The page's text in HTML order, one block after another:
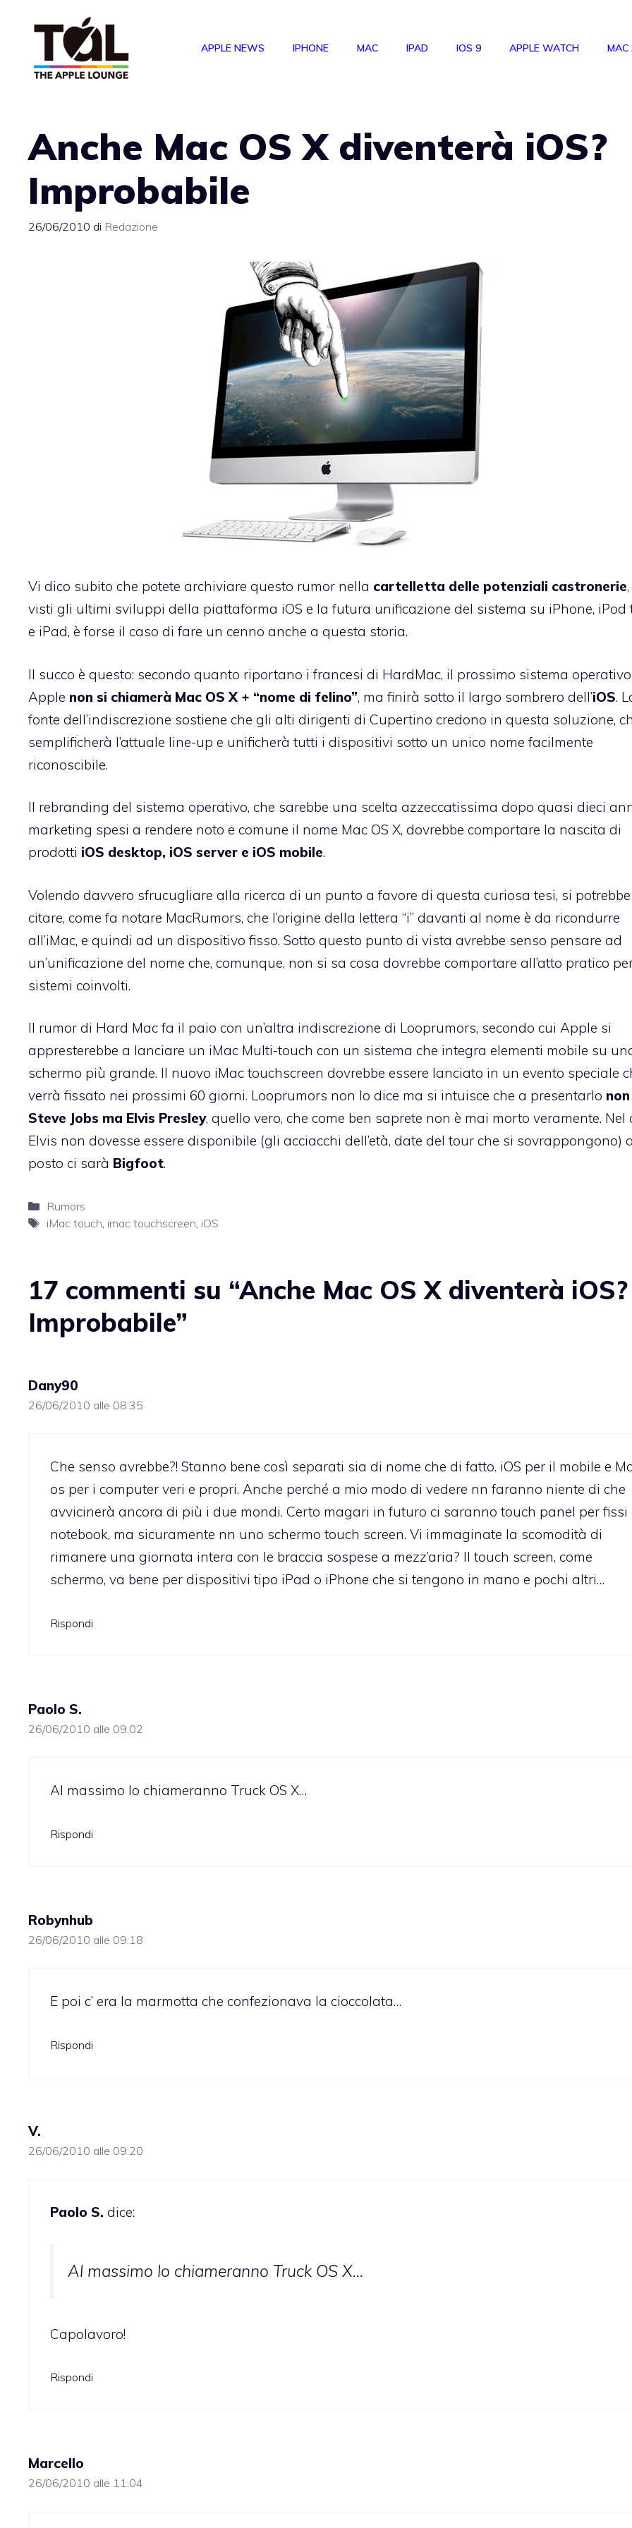
APPLE NEWS IPHONE MAC IPAD IOS 9 APPLE WATCH MAC
Anche Mac OS X diventerà iOS?
Improbabile
26/06/2010 di Redazione
Vi dico subito che potete archiviare questo rumor nella cartelletta delle potenziali castronerie
visti gli ultimi sviluppi della piattaforma iOS e la futura unificazione del sistema su iPhone, iPod
e iPad, è forse il caso di fare un cenno anche a questa storia.
Il succo è questo: secondo quanto riportano i francesi di HardMac, il prossimo sistema operativo
Apple non si chiamerà Mac OS X + “nome di felino”, ma finirà sotto il largo sombrero dell’iOS.
fonte dell’indiscrezione sostiene che gli alti dirigenti di Cupertino credono in questa soluzione,
semplificherà l’attuale line-up e unificherà tutti i dispositivi sotto un unico nome facilmente
riconoscibile.
Il rebranding del sistema operativo, che sarebbe una scelta azzeccatissima dopo quasi dieci
marketing spesi a rendere noto e comune il nome Mac OS X, dovrebbe comportare la nascita di
prodotti iOS desktop, iOS server e iOS mobile.
Volendo davvero sfrucugliare alla ricerca di un punto a favore di questa curiosa tesi, si potrebbe
citare, come fa notare MacRumors, che l’origine della lettera “i” davanti al nome è da ricondurre
all’iMac, e quindi ad un dispositivo fisso. Sotto questo punto di vista avrebbe senso pensare ad
un’unificazione del nome che, comunque, non si sa cosa dovrebbe comportare all’atto pratico
sistemi coinvolti.
Il rumor di Hard Mac fa il paio con un’altra indiscrezione di Looprumors, secondo cui Apple si
appresterebbe a lanciare un iMac Multi-touch con un sistema che integra elementi mobile su
schermo più grande. Il nuovo iMac touchscreen dovrebbe essere lanciato in un evento speciale
verrà fissato nei prossimi 60 giorni. Looprumors non lo dice ma si intuisce che a presentarlo
Steve Jobs ma Elvis Presley, quello vero, che come ben saprete non è mai morto veramente. Nel
Elvis non dovesse essere disponibile (gli acciacchi dell’età, date del tour che si sovrappongono)
posto ci sarà Bigfoot.
Categorie
Rumors
Tag
iMac touch imac touchscreen iOS
17 commenti su “Anche Mac OS X diventerà iOS?
Improbabile”
Dany90
26/06/2010 alle 08:35
Che senso avrebbe?! Stanno bene così separati sia di nome che di fatto. iOS per il mobile e
os per i computer veri e propri. Anche perché a mio modo di vedere nn faranno niente di che
avvicinerà ancora di più i due mondi. Certo magari in futuro ci saranno touch panel per fissi
notebook, ma sicuramente nn uno schermo touch screen. Vi immaginate la scomodità di
rimanere una giornata intera con le braccia sospese a mezz’aria? Il touch screen, come
schermo, va bene per dispositivi tipo iPad o iPhone che si tengono in mano e pochi altri…
Rispondi
Paolo S.
26/06/2010 alle 09:02
Al massimo lo chiameranno Truck OS X…
Rispondi
Robynhub
26/06/2010 alle 09:18
E poi c’ era la marmotta che confezionava la cioccolata…
Rispondi
V.
26/06/2010 alle 09:20
Paolo S. dice:
Al massimo lo chiameranno Truck OS X…
Capolavoro!
Rispondi
Marcello
26/06/2010 alle 11:04